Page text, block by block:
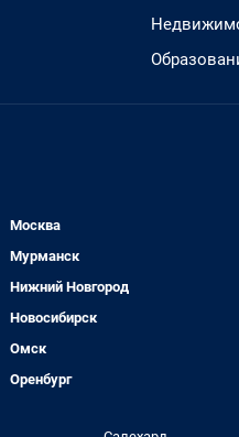
Москва
Мурманск
Нижний Новгород
Новосибирск
Омск
Оренбург